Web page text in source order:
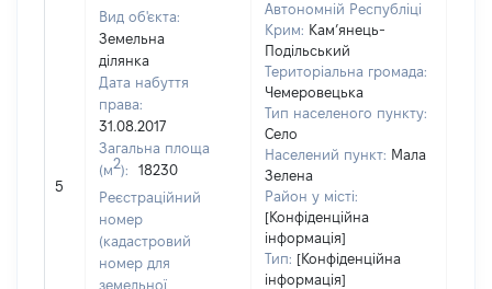
5
Вид об'єкта:
Земельна
ділянка
Дата набуття
права:
31.08.2017
Загальна площа
(м2):
18230
Реєстраційний
номер
(кадастровий
номер для
земельної
Автономній Республіці
Крим: Кам’янець-
Подільський
Територіальна громада:
Чемеровецька
Тип населеного пункту:
Село
Населений пункт: Мала
Зелена
Район у місті:
[Конфіденційна
інформація]
Тип: [Конфіденційна
інформація]